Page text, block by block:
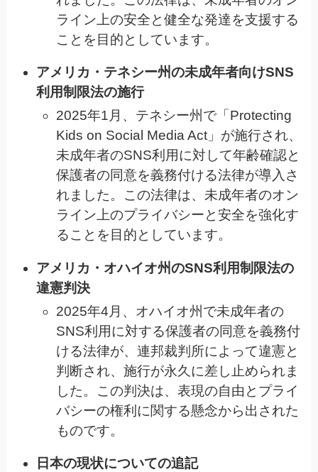
ライン上の安全と健全な発達を支援する
ことを目的としています。
アメリカ・テネシー州の未成年者向けSNS
利用制限法の施行
2025年1月、テネシー州で「Protecting
Kids on Social Media Act」が施行され、
未成年者のSNS利用に対して年齢確認と
保護者の同意を義務付ける法律が導入さ
れました。この法律は、未成年者のオン
ライン上のプライバシーと安全を強化す
ることを目的としています。
アメリカ・オハイオ州のSNS利用制限法の
違憲判決
2025年4月、オハイオ州で未成年者の
SNS利用に対する保護者の同意を義務付
ける法律が、連邦裁判所によって違憲と
判断され、施行が永久に差し止められま
した。この判決は、表現の自由とプライ
バシーの権利に関する懸念から出された
ものです。
日本の現状についての追記